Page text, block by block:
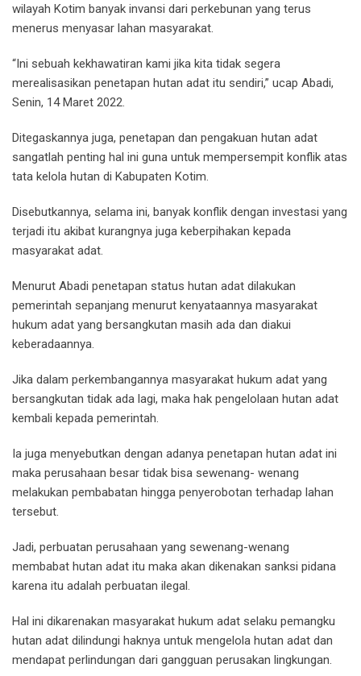
wilayah Kotim banyak invansi dari perkebunan yang terus
menerus menyasar lahan masyarakat.
“Ini sebuah kekhawatiran kami jika kita tidak segera
merealisasikan penetapan hutan adat itu sendiri,” ucap Abadi,
Senin, 14 Maret 2022.
Ditegaskannya juga, penetapan dan pengakuan hutan adat
sangatlah penting hal ini guna untuk mempersempit konflik atas
tata kelola hutan di Kabupaten Kotim.
Disebutkannya, selama ini, banyak konflik dengan investasi yang
terjadi itu akibat kurangnya juga keberpihakan kepada
masyarakat adat.
Menurut Abadi penetapan status hutan adat dilakukan
pemerintah sepanjang menurut kenyataannya masyarakat
hukum adat yang bersangkutan masih ada dan diakui
keberadaannya.
Jika dalam perkembangannya masyarakat hukum adat yang
bersangkutan tidak ada lagi, maka hak pengelolaan hutan adat
kembali kepada pemerintah.
Ia juga menyebutkan dengan adanya penetapan hutan adat ini
maka perusahaan besar tidak bisa sewenang- wenang
melakukan pembabatan hingga penyerobotan terhadap lahan
tersebut.
Jadi, perbuatan perusahaan yang sewenang-wenang
membabat hutan adat itu maka akan dikenakan sanksi pidana
karena itu adalah perbuatan ilegal.
Hal ini dikarenakan masyarakat hukum adat selaku pemangku
hutan adat dilindungi haknya untuk mengelola hutan adat dan
mendapat perlindungan dari gangguan perusakan lingkungan.